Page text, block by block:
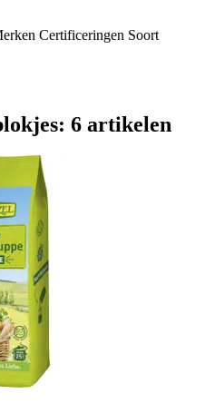
Certificeringen Soort
6 artikelen